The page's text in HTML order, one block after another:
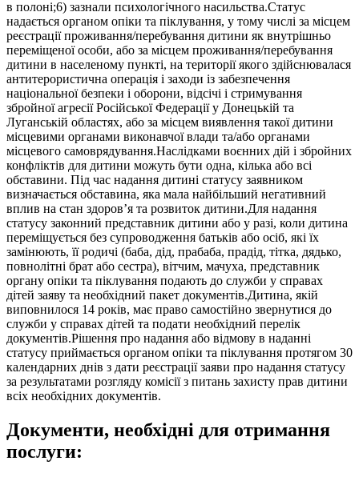
в полоні;6) зазнали психологічного насильства.Статус
надається органом опіки та піклування, у тому числі за місцем
реєстрації проживання/перебування дитини як внутрішньо
переміщеної особи, або за місцем проживання/перебування
дитини в населеному пункті, на території якого здійснювалася
антитерористична операція і заходи із забезпечення
національної безпеки і оборони, відсічі і стримування
збройної агресії Російської Федерації у Донецькій та
Луганській областях, або за місцем виявлення такої дитини
місцевими органами виконавчої влади та/або органами
місцевого самоврядування.Наслідками воєнних дій і збройних
конфліктів для дитини можуть бути одна, кілька або всі
обставини. Під час надання дитині статусу заявником
визначається обставина, яка мала найбільший негативний
вплив на стан здоров’я та розвиток дитини.Для надання
статусу законний представник дитини або у разі, коли дитина
переміщується без супроводження батьків або осіб, які їх
замінюють, її родичі (баба, дід, прабаба, прадід, тітка, дядько,
повнолітні брат або сестра), вітчим, мачуха, представник
органу опіки та піклування подають до служби у справах
дітей заяву та необхідний пакет документів.Дитина, якій
виповнилося 14 років, має право самостійно звернутися до
служби у справах дітей та подати необхідний перелік
документів.Рішення про надання або відмову в наданні
статусу приймається органом опіки та піклування протягом 30
календарних днів з дати реєстрації заяви про надання статусу
за результатами розгляду комісії з питань захисту прав дитини
всіх необхідних документів.
Документи, необхідні для отримання
послуги: